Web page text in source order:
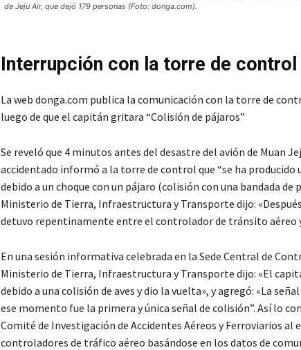
de Jeju Air, que dejó 179 personas (Foto: donga.com).
Interrupción con la torre de control
La web donga.com publica la comunicación con la torre de
luego de que el capitán gritara “Colisión de pájaros”
Se reveló que 4 minutos antes del desastre del avión de Muan
accidentado informó a la torre de control que “se ha producido
debido a un choque con un pájaro (colisión con una bandada de
Ministerio de Tierra, Infraestructura y Transporte dijo:
detuvo repentinamente entre el controlador de tránsito aéreo
En una sesión informativa celebrada en la Sede Central de
Ministerio de Tierra, Infraestructura y Transporte dijo: «El
debido a una colisión de aves y dio la vuelta», y agregó: «La
ese momento fue la primera y única señal de colisión”. Así lo
Comité de Investigación de Accidentes Aéreos y Ferroviarios al
controladores de tráfico aéreo basándose en los datos de